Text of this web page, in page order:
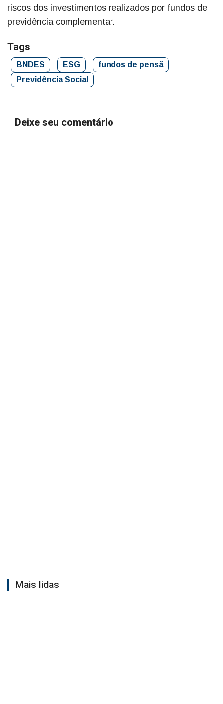
riscos dos investimentos realizados por fundos de
previdência complementar.
Tags
BNDES ESG
fundos de pensã
Previdência Social
Deixe seu comentário
Mais lidas